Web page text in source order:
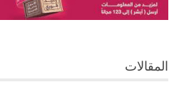
المقالات